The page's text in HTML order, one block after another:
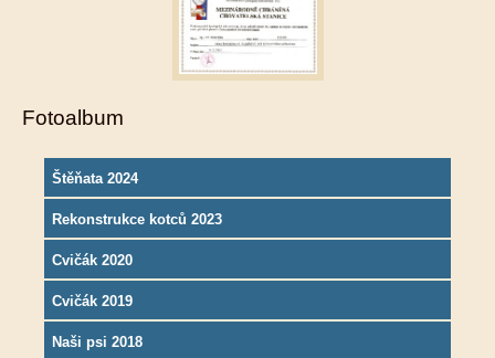
Fotoalbum
Štěňata 2024
Rekonstrukce kotců 2023
Cvičák 2020
Cvičák 2019
Naši psi 2018